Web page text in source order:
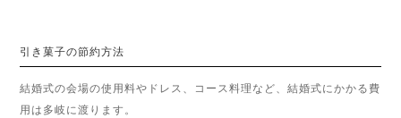
引き菓子の節約方法
結婚式の会場の使用料やドレス、コース料理など、結婚式にかかる費
用は多岐に渡ります。